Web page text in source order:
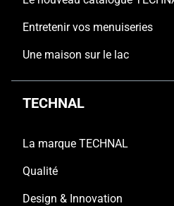
Entretenir vos menuiseries
Une maison sur le lac
TECHNAL
La marque TECHNAL
Qualité
Design & Innovation